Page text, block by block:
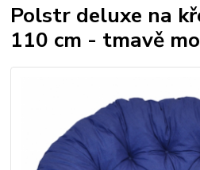
Polstr deluxe na
110 cm - tmavě